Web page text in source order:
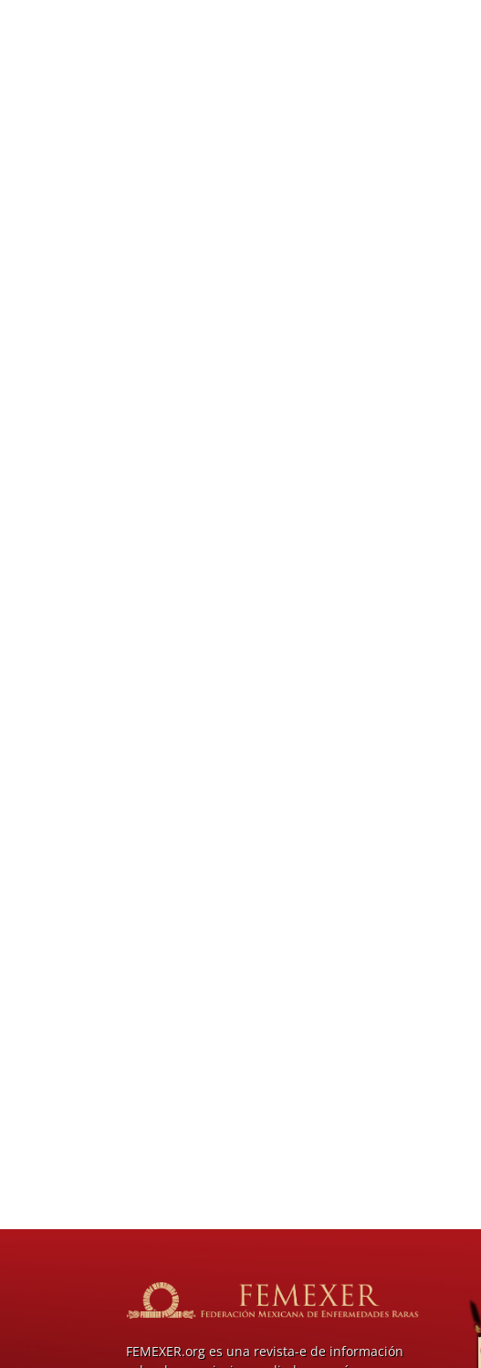
FEMEXER.org es una revista-e de información